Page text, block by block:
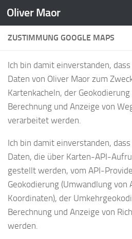
Zum Inhalt springen
Oliver Maor
ZUSTIMMUNG GOOGLE MAPS
Ich bin damit einverstanden,
Daten von Oliver Maor zum
Kartenkacheln, der
Berechnung und Anzeige von
verarbeitet werden.
Ich bin damit einverstanden,
Daten, die über Karten-API-
gestellt werden, vom API-
Geokodierung (Umwandlung von
Koordinaten), der
Berechnung und Anzeige von
werden.